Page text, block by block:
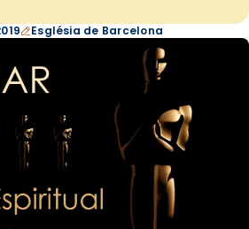
Església de Barcelona